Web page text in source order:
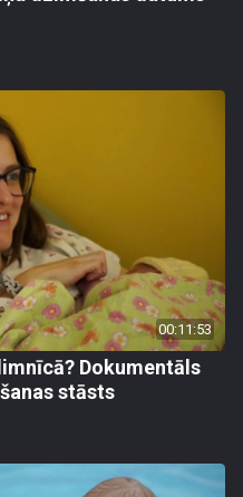
00:11:53
Dokumentāls
stāsts